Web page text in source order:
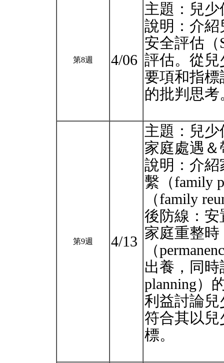
第8週 4/06
主題：兒
說明：介
安全評估
評估。從
要項和指
的批判思考
第9週 4/13
主題：兒
家庭處遇
說明：介
繫（family
（family
後防線：
家庭重整
（
出養，同時
planning）
利益討論
符合其以
標。